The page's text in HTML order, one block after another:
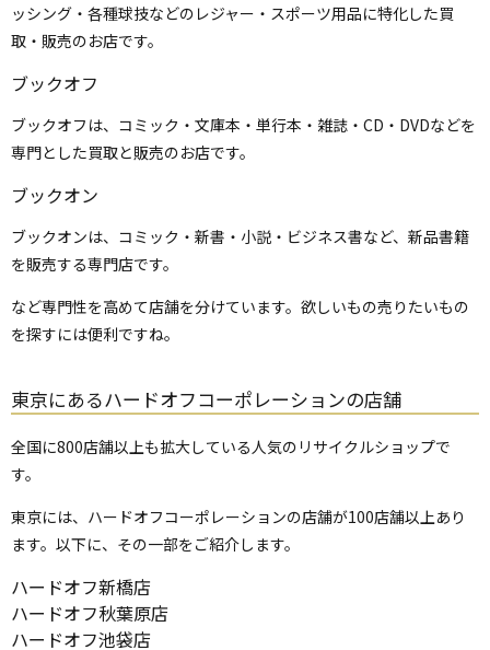
ッシング・各種球技などのレジャー・スポーツ用品に特化した買
取・販売のお店です。
ブックオフ
ブックオフは、コミック・文庫本・単行本・雑誌・CD・DVDなどを
専門とした買取と販売のお店です。
ブックオン
ブックオンは、コミック・新書・小説・ビジネス書など、新品書籍
を販売する専門店です。
など専門性を高めて店舗を分けています。欲しいもの売りたいもの
を探すには便利ですね。
東京にあるハードオフコーポレーションの店舗
全国に800店舗以上も拡大している人気のリサイクルショップで
す。
東京には、ハードオフコーポレーションの店舗が100店舗以上あり
ます。以下に、その一部をご紹介します。
ハードオフ新橋店
ハードオフ秋葉原店
ハードオフ池袋店